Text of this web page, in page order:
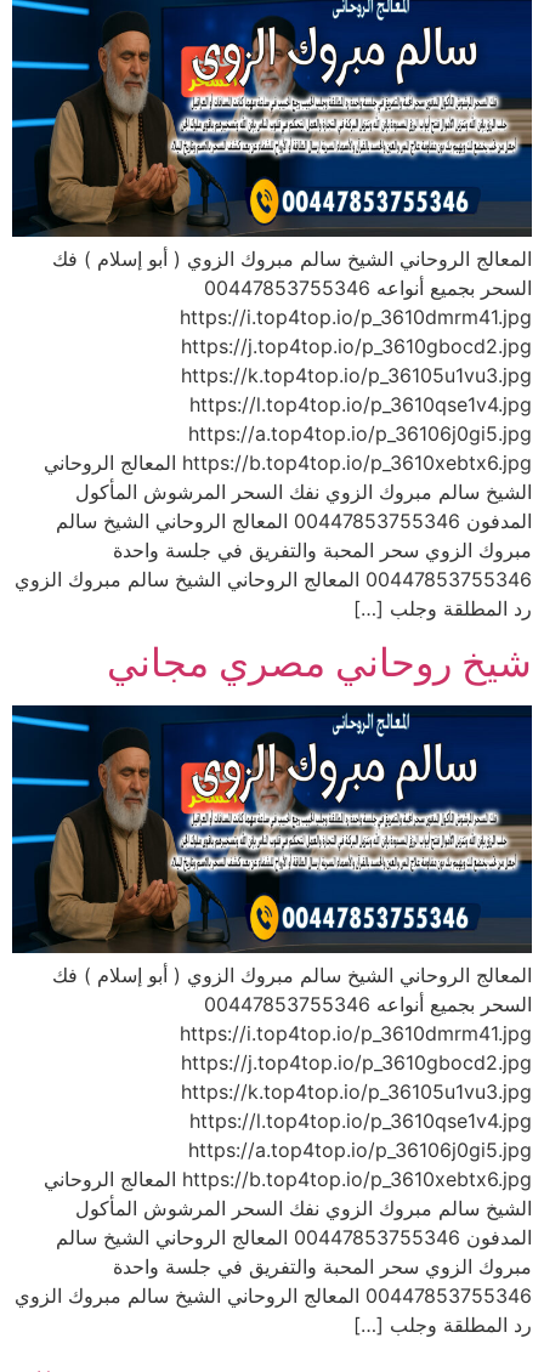
المعالج الروحاني الشيخ سالم مبروك الزوي ( أبو إسلام ) فك
السحر بجميع أنواعه 00447853755346
https://i.top4top.io/p_3610dmrm41.jpg
https://j.top4top.io/p_3610gbocd2.jpg
https://k.top4top.io/p_36105u1vu3.jpg
https://l.top4top.io/p_3610qse1v4.jpg
https://a.top4top.io/p_36106j0gi5.jpg
https://b.top4top.io/p_3610xebtx6.jpg المعالج الروحاني
الشيخ سالم مبروك الزوي نفك السحر المرشوش المأكول
المدفون 00447853755346 المعالج الروحاني الشيخ سالم
مبروك الزوي سحر المحبة والتفريق في جلسة واحدة
00447853755346 المعالج الروحاني الشيخ سالم مبروك الزوي
رد المطلقة وجلب […]
شيخ روحاني مصري مجاني
المعالج الروحاني الشيخ سالم مبروك الزوي ( أبو إسلام ) فك
السحر بجميع أنواعه 00447853755346
https://i.top4top.io/p_3610dmrm41.jpg
https://j.top4top.io/p_3610gbocd2.jpg
https://k.top4top.io/p_36105u1vu3.jpg
https://l.top4top.io/p_3610qse1v4.jpg
https://a.top4top.io/p_36106j0gi5.jpg
https://b.top4top.io/p_3610xebtx6.jpg المعالج الروحاني
الشيخ سالم مبروك الزوي نفك السحر المرشوش المأكول
المدفون 00447853755346 المعالج الروحاني الشيخ سالم
مبروك الزوي سحر المحبة والتفريق في جلسة واحدة
00447853755346 المعالج الروحاني الشيخ سالم مبروك الزوي
رد المطلقة وجلب […]